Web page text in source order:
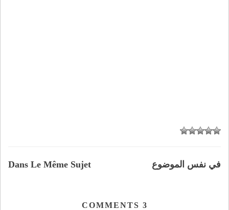
Dans Le Même Sujet في نفس الموضوع
3